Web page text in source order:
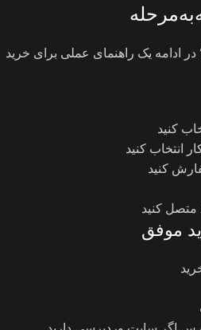
ادامه یک راهنمای عملی برای خرید
کنید
انتخاب کنید
کنید
متصل کنید
موفق